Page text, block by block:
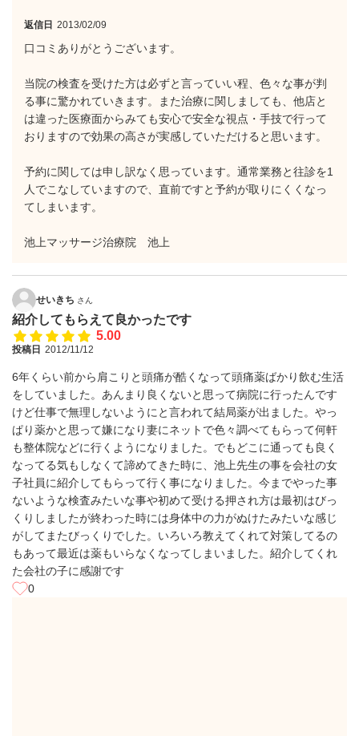
返信日 2013/02/09
口コミありがとうございます。
当院の検査を受けた方は必ずと言っていい程、色々な事が判
る事に驚かれていきます。また治療に関しましても、他店と
は違った医療面からみても安心で安全な視点・手技で行って
おりますので効果の高さが実感していただけると思います。
予約に関しては申し訳なく思っています。通常業務と往診を1
人でこなしていますので、直前ですと予約が取りにくくなっ
てしまいます。
池上マッサージ治療院 池上
せいきち さん
紹介してもらえて良かったです
5.00
投稿日 2012/11/12
6年くらい前から肩こりと頭痛が酷くなって頭痛薬ばかり飲む生活
をしていました。あんまり良くないと思って病院に行ったんです
けど仕事で無理しないようにと言われて結局薬が出ました。やっ
ぱり薬かと思って嫌になり妻にネットで色々調べてもらって何軒
も整体院などに行くようになりました。でもどこに通っても良く
なってる気もしなくて諦めてきた時に、池上先生の事を会社の女
子社員に紹介してもらって行く事になりました。今までやった事
ないような検査みたいな事や初めて受ける押され方は最初はびっ
くりしましたが終わった時には身体中の力がぬけたみたいな感じ
がしてまたびっくりでした。いろいろ教えてくれて対策してるの
もあって最近は薬もいらなくなってしまいました。紹介してくれ
た会社の子に感謝です
0